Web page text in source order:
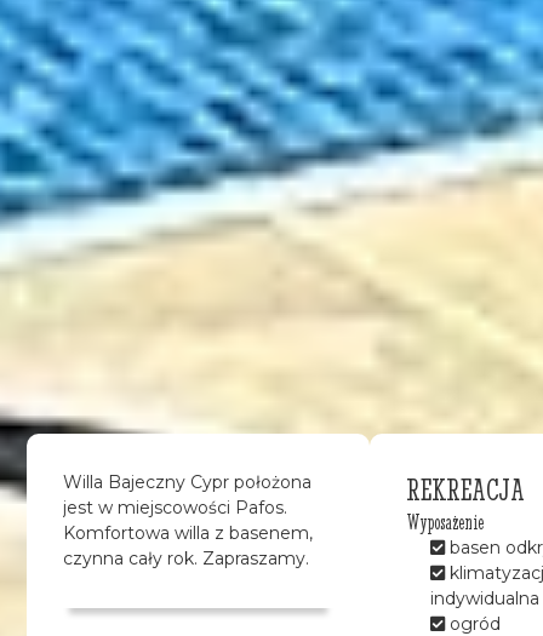
Willa Bajeczny Cypr położona
jest w miejscowości Pafos.
Komfortowa willa z basenem,
czynna cały rok. Zapraszamy.
REKREACJA
Wyposażenie
basen
indywidualna
ogród